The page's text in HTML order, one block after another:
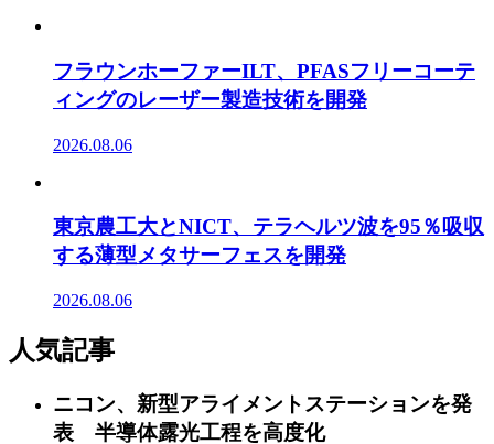
フラウンホーファーILT、PFASフリーコーテ
ィングのレーザー製造技術を開発
2026.08.06
東京農工大とNICT、テラヘルツ波を95％吸収
する薄型メタサーフェスを開発
2026.08.06
人気記事
ニコン、新型アライメントステーションを発
表 半導体露光工程を高度化